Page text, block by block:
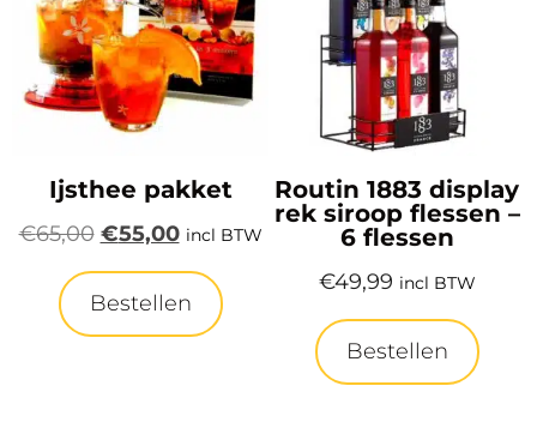
Ijsthee pakket
€65,00 €55,00 incl BTW
Bestellen
Routin 1883 display
rek siroop flessen –
6 flessen
€49,99 incl BTW
Bestellen